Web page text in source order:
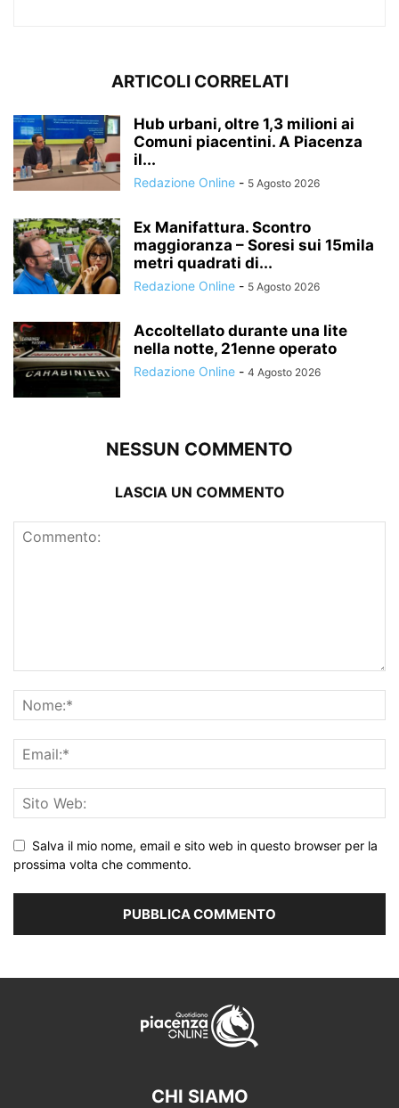
ARTICOLI CORRELATI
Hub urbani, oltre 1,3 milioni ai
Comuni piacentini. A Piacenza
il...
Redazione Online - 5 Agosto 2026
Ex Manifattura. Scontro
maggioranza – Soresi sui 15mila
metri quadrati di...
Redazione Online - 5 Agosto 2026
Accoltellato durante una lite
nella notte, 21enne operato
Redazione Online - 4 Agosto 2026
NESSUN COMMENTO
LASCIA UN COMMENTO
Salva il mio nome, email e sito web in questo browser per la
prossima volta che commento.
CHI SIAMO